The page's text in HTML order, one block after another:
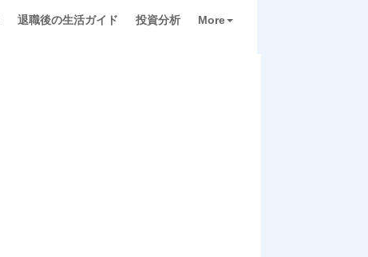
退職後の生活ガイド 投資分析 More